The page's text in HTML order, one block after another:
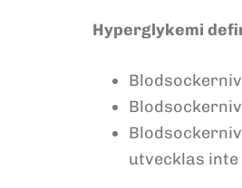
Hyperglykemi
utvecklas